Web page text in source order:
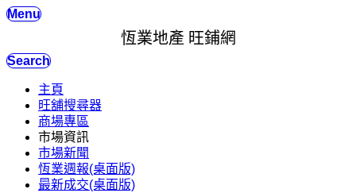
Menu
恆業地產 旺鋪網
Search
主頁
旺舖搜尋器
商場專區
市場資訊
市場新聞
恆業週報(桌面版)
最新成交(桌面版)